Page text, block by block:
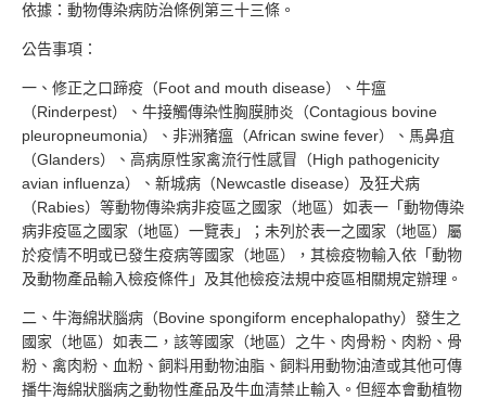
依據：動物傳染病防治條例第三十三條。
公告事項：
一、修正之口蹄疫（Foot and mouth disease）、牛瘟
（Rinderpest）、牛接觸傳染性胸膜肺炎（Contagious bovine
pleuropneumonia）、非洲豬瘟（African swine fever）、馬鼻疽
（Glanders）、高病原性家禽流行性感冒（High pathogenicity
avian influenza）、新城病（Newcastle disease）及狂犬病
（Rabies）等動物傳染病非疫區之國家（地區）如表一「動物傳染
病非疫區之國家（地區）一覽表」；未列於表一之國家（地區）屬
於疫情不明或已發生疫病等國家（地區），其檢疫物輸入依「動物
及動物產品輸入檢疫條件」及其他檢疫法規中疫區相關規定辦理。
二、牛海綿狀腦病（Bovine spongiform encephalopathy）發生之
國家（地區）如表二，該等國家（地區）之牛、肉骨粉、肉粉、骨
粉、禽肉粉、血粉、飼料用動物油脂、飼料用動物油渣或其他可傳
播牛海綿狀腦病之動物性產品及牛血清禁止輸入。但經本會動植物